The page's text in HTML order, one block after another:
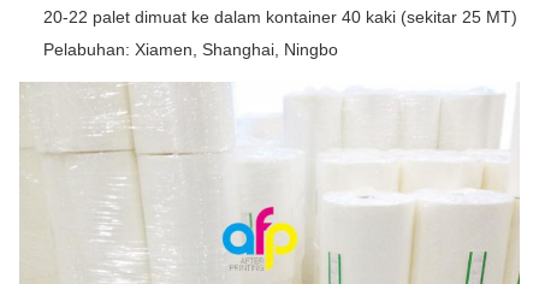
20-22 palet dimuat ke dalam kontainer 40 kaki (sekitar 25 MT)
Pelabuhan: Xiamen, Shanghai, Ningbo